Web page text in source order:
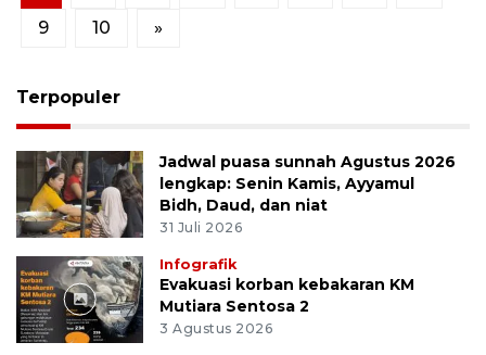
9
10 »
Terpopuler
Jadwal puasa sunnah Agustus 2026
lengkap: Senin Kamis, Ayyamul
Bidh, Daud, dan niat
31 Juli 2026
Infografik
Evakuasi korban kebakaran KM
Mutiara Sentosa 2
3 Agustus 2026